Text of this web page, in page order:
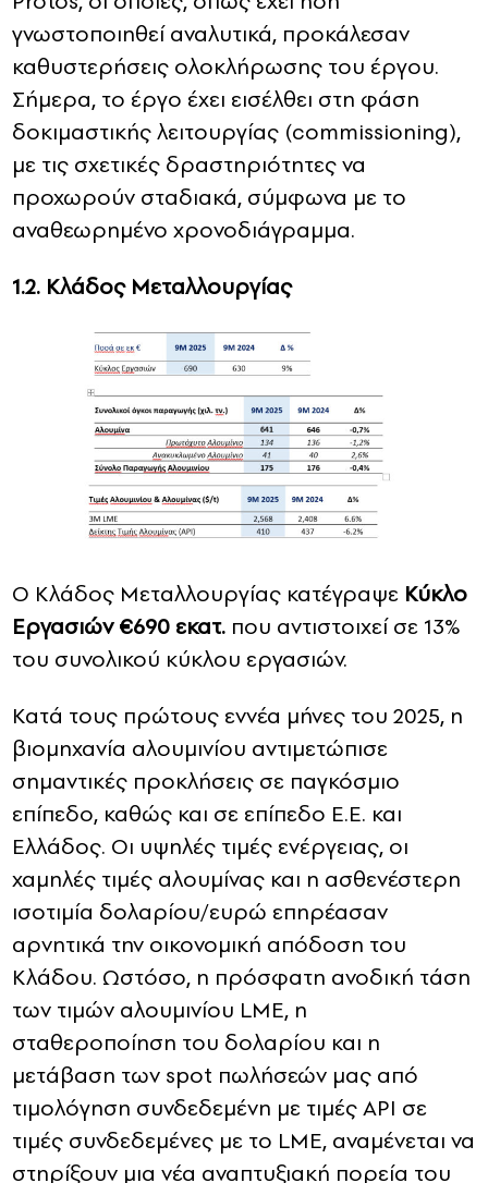
γνωστοποιηθεί αναλυτικά, προκάλεσαν
καθυστερήσεις ολοκλήρωσης του έργου.
Σήμερα, το έργο έχει εισέλθει στη φάση
δοκιμαστικής λειτουργίας (commissioning),
με τις σχετικές δραστηριότητες να
προχωρούν σταδιακά, σύμφωνα με το
αναθεωρημένο χρονοδιάγραμμα.
1.2. Κλάδος Μεταλλουργίας
Ο Κλάδος Μεταλλουργίας κατέγραψε Κύκλο
Εργασιών €690 εκατ. που αντιστοιχεί σε 13%
του συνολικού κύκλου εργασιών.
Κατά τους πρώτους εννέα μήνες του 2025, η
βιομηχανία αλουμινίου αντιμετώπισε
σημαντικές προκλήσεις σε παγκόσμιο
επίπεδο, καθώς και σε επίπεδο Ε.Ε. και
Ελλάδος. Οι υψηλές τιμές ενέργειας, οι
χαμηλές τιμές αλουμίνας και η ασθενέστερη
ισοτιμία δολαρίου/ευρώ επηρέασαν
αρνητικά την οικονομική απόδοση του
Κλάδου. Ωστόσο, η πρόσφατη ανοδική τάση
των τιμών αλουμινίου LME, η
σταθεροποίηση του δολαρίου και η
μετάβαση των spot πωλήσεών μας από
τιμολόγηση συνδεδεμένη με τιμές API σε
τιμές συνδεδεμένες με το LME, αναμένεται να
στηρίξουν μια νέα αναπτυξιακή πορεία του